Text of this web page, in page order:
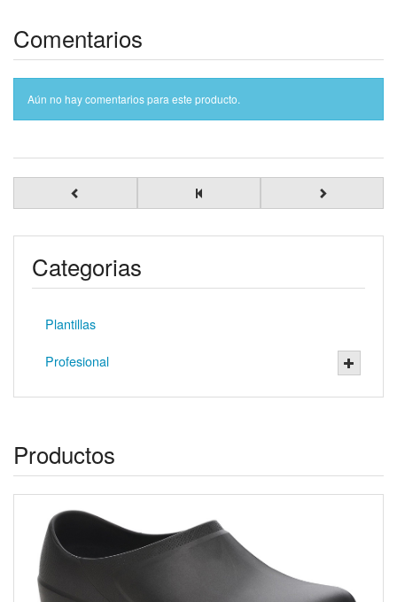
Comentarios
Aún no hay comentarios para este producto.
Categorias
Plantillas
Profesional
Productos